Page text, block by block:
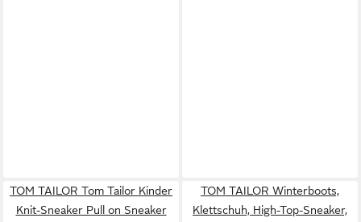
TOM TAILOR Tom Tailor Kinder
Knit-Sneaker Pull on Sneaker
TOM TAILOR Winterboots,
Klettschuh, High-Top-Sneaker,